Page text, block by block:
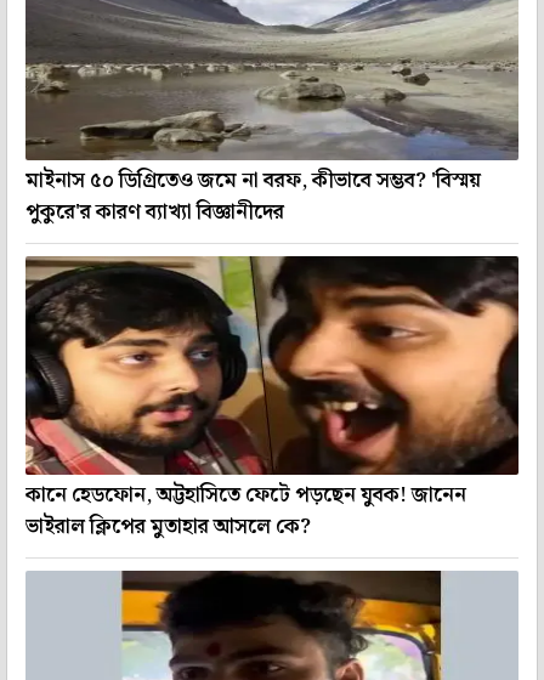
মাইনাস ৫০ ডিগ্রিতেও জমে না বরফ, কীভাবে সম্ভব? 'বিস্ময়
পুকুরে'র কারণ ব্যাখ্যা বিজ্ঞানীদের
কানে হেডফোন, অট্টহাসিতে ফেটে পড়ছেন যুবক! জানেন
ভাইরাল ক্লিপের মুতাহার আসলে কে?